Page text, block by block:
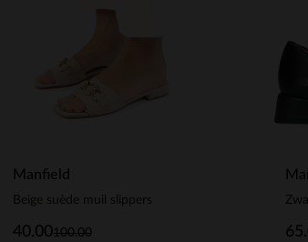
Manfield
Beige suède muil slippers
100.00
40.00